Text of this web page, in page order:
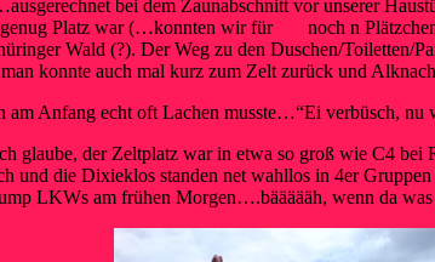
bei dem Zaunabschnitt vor unserer
Platz war (…konnten wir für
noch n
Wald (?). Der Weg zu den Duschen/
konnte auch mal kurz zum Zelt zurück und
Anfang echt oft Lachen musste…“Ei verbüsch, nu
glaube, der Zeltplatz war in etwa so groß wie C4
und die Dixieklos standen net wahllos in 4er
LKWs am frühen Morgen….bäääääh, wenn da